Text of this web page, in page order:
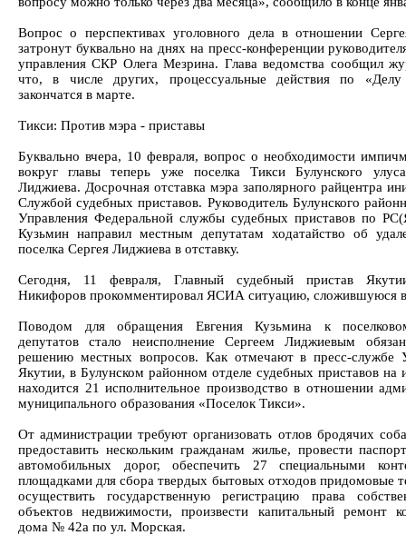
Вопрос о перспективах уголовного дела в отношении
затронут буквально на днях на пресс-конференции
управления СКР Олега Мезрина. Глава ведомства сообщил
что, в числе других, процессуальные действия по
закончатся в марте.
Тикси: Против мэра - приставы
Буквально вчера, 10 февраля, вопрос о необходимости
вокруг главы теперь уже поселка Тикси Булунского
Лиджиева. Досрочная отставка мэра заполярного райцентра
Службой судебных приставов. Руководитель Булунского
Управления Федеральной службы судебных приставов по
Кузьмин направил местным депутатам ходатайство об
поселка Сергея Лиджиева в отставку.
Сегодня, 11 февраля, Главный судебный пристав
Никифоров прокомментировал ЯСИА ситуацию, сложившуюся
Поводом для обращения Евгения Кузьмина к
депутатов стало неисполнение Сергеем Лиджиевым
решению местных вопросов. Как отмечают в пресс-
Якутии, в Булунском районном отделе судебных приставов на
находится 21 исполнительное производство в отношении
муниципального образования «Поселок Тикси».
От администрации требуют организовать отлов бродячих
предоставить нескольким гражданам жилье, провести
автомобильных дорог, обеспечить 27 специальными
площадками для сбора твердых бытовых отходов придомовые
осуществить государственную регистрацию права
объектов недвижимости, произвести капитальный ремонт
дома № 42а по ул. Морская.